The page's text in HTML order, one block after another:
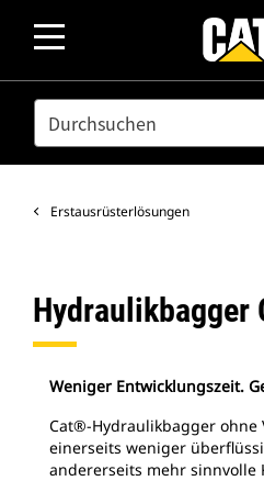
SEARCH
Erstausrüsterlösungen
Hydraulikbagger
Weniger Entwicklungszeit.
Cat®-Hydraulikbagger ohne
einerseits weniger
andererseits mehr sinnvolle